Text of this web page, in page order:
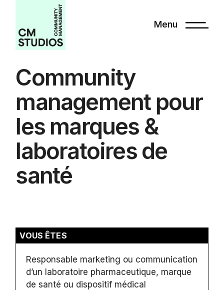
Menu
Community
management pour
les marques &
laboratoires de
santé
VOUS ÊTES
Responsable marketing ou communication
d’un laboratoire pharmaceutique, marque
de santé ou dispositif médical